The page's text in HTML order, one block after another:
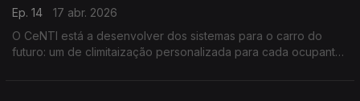
Ep. 14
17 abr. 2026
O CeNTI está a desenvolver dos sistemas para o carro do
futuro: um de climitaização personalizada para cada ocupante,